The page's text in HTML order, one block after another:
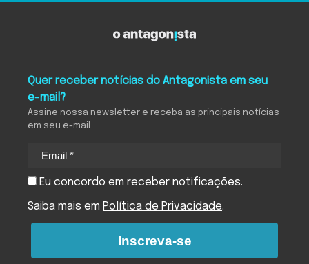
Quer receber notícias do Antagonista em seu
e-mail?
Assine nossa newsletter e receba as principais notícias
em seu e-mail
Eu concordo em receber notificações.
Saiba mais em Política de Privacidade.
Inscreva-se